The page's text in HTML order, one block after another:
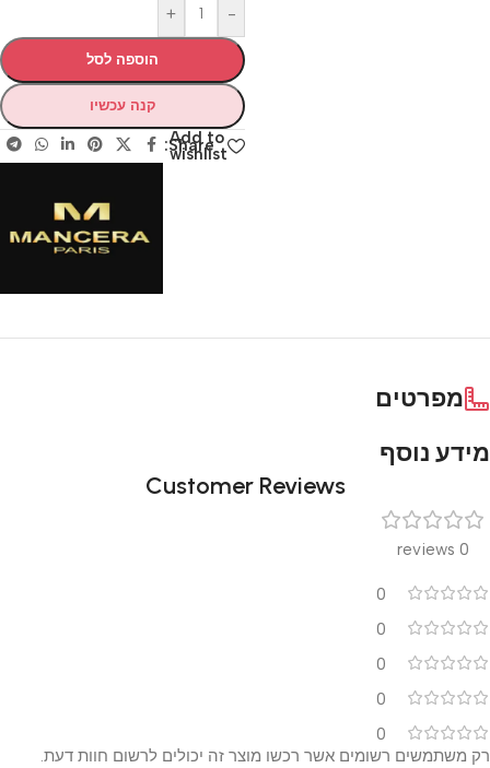
-
+
הוספה לסל
קנה עכשיו
Add to
wishlist
Share:
מפרטים
מידע נוסף
Customer Reviews
0 reviews
0
0
0
0
0
רק משתמשים רשומים אשר רכשו מוצר זה יכולים לרשום חוות דעת.